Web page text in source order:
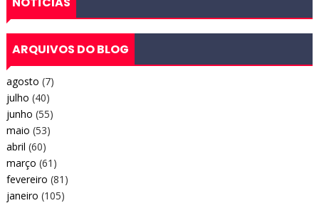
ARQUIVOS DO BLOG
agosto (7)
julho (40)
junho (55)
maio (53)
abril (60)
março (61)
fevereiro (81)
janeiro (105)